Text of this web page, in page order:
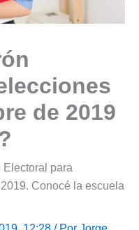
de 2019
para
Conocé la escuela